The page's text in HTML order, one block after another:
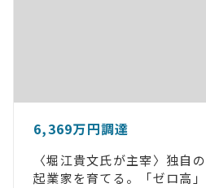
6,369万円調達
〈堀江貴文氏が主宰〉独自
起業家を育てる。「ゼロ高